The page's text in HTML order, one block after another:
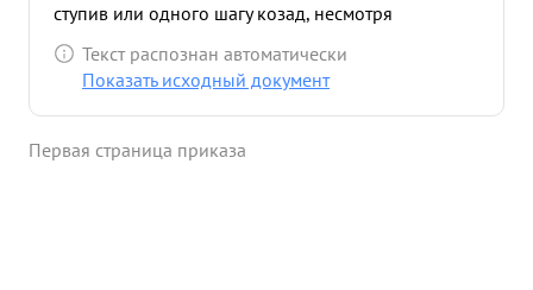
ступив или одного шагу козад, несмотря
напростные отаки противника. Достоин
представления к каграде орденом. Красная
Текст распознан автоматически
Показать исходный документ
Первая страница приказа